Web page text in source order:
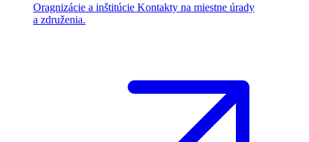
Oragnizácie a inštitúcie Kontakty na miestne úrady
a združenia.